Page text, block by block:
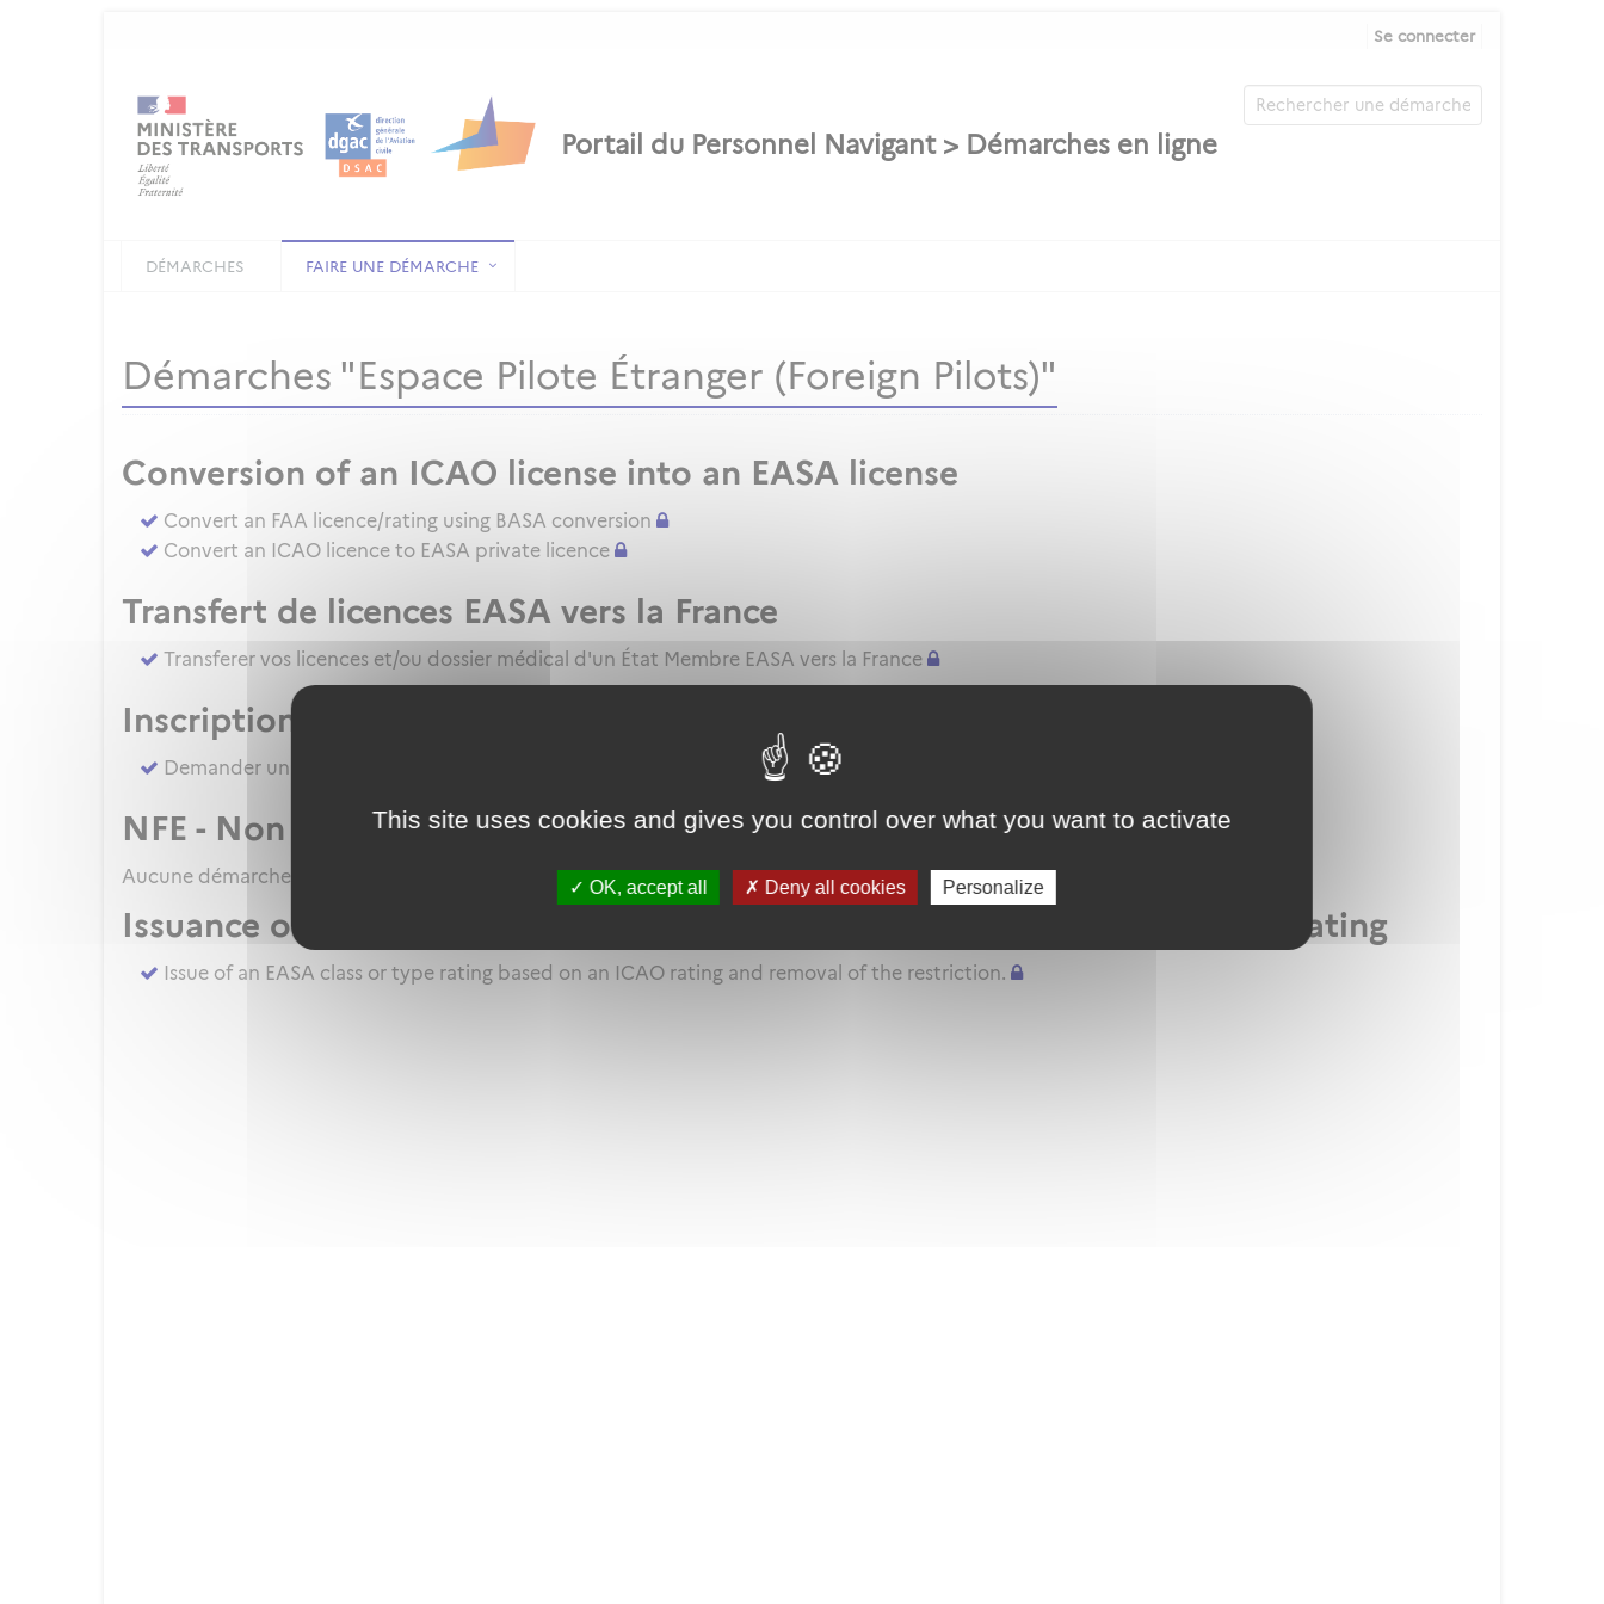
This site uses cookies and gives you control over what you want to activate
OK, accept all Deny all cookies Personalize
Se connecter
DÉMARCHES FAIRE UNE DÉMARCHE
Démarches "Espace Pilote Étranger (Foreign Pilots)"
Conversion of an ICAO license into an EASA license
Convert an FAA licence/rating using BASA conversion
Convert an ICAO licence to EASA private licence
Transfert de licences EASA vers la France
Transferer vos licences et/ou dossier médical d'un État Membre EASA vers la France
Inscription à un examen
Demander un ATPL direct [sans formation théorique et pratique]
NFE - Non French Examiner List
Aucune démarche pour le moment
Issuance of EASA class or type rating on the basis of ICAO class or type rating
Issue of an EASA class or type rating based on an ICAO rating and removal of the restriction.